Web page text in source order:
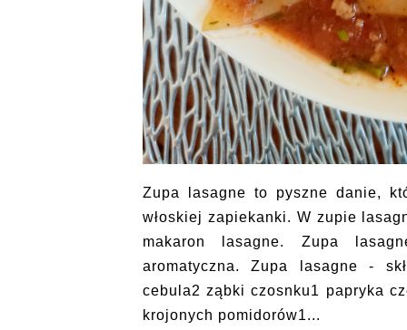
Zupa lasagne to pyszne danie,
włoskiej zapiekanki. W zupie
makaron lasagne. Zupa
aromatyczna. Zupa lasagne -
cebula2 ząbki czosnku1 papryka
krojonych pomidorów1...